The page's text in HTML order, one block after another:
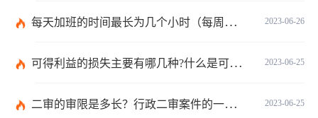
2023-06-26
每天加班的时间最长为几个小时（每周加班不能超过多少小时）
2023-06-25
可得利益的损失主要有哪几种?什么是可得利益？|天天速读
2023-06-25
二审的审限是多长？行政二审案件的一般处理规则是什么?